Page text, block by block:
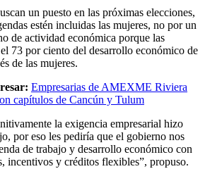
un puesto en las próximas elecciones,
estén incluidas las mujeres, no por un
de actividad económica porque las
73 por ciento del desarrollo económico de
de las mujeres.
Empresarias de AMEXME Riviera
capítulos de Cancún y Tulum
la exigencia empresarial hizo
por eso les pediría que el gobierno nos
de trabajo y desarrollo económico con
incentivos y créditos flexibles”, propuso.